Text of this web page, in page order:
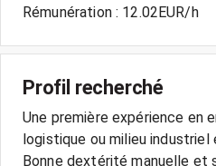
Rémunération : 12.02EUR/h
Profil recherché
Une première expérience en
logistique ou milieu industriel
Bonne dextérité manuelle et